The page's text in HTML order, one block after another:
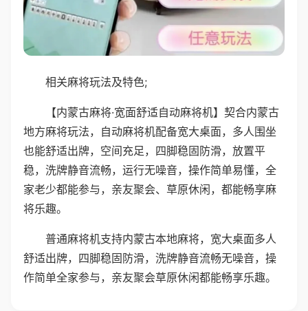
相关麻将玩法及特色;
【内蒙古麻将·宽面舒适自动麻将机】契合内蒙古
地方麻将玩法，自动麻将机配备宽大桌面，多人围坐
也能舒适出牌，空间充足，四脚稳固防滑，放置平
稳，洗牌静音流畅，运行无噪音，操作简单易懂，全
家老少都能参与，亲友聚会、草原休闲，都能畅享麻
将乐趣。
普通麻将机支持内蒙古本地麻将，宽大桌面多人
舒适出牌，四脚稳固防滑，洗牌静音流畅无噪音，操
作简单全家参与，亲友聚会草原休闲都能畅享乐趣。